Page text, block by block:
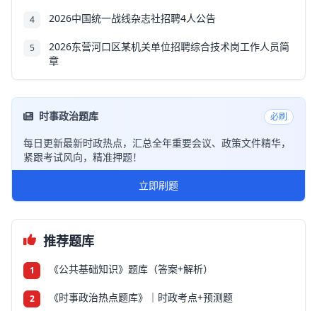
4 2026中国统一战线杂志社招聘4人公告
5
2026东营河口区某机关单位招聘综合技术岗工作人员简
章
时事政治题库 必刷
每日更新最新时政热点，汇总全年重要会议、政策文件精华，
紧跟考试风向，精准押题！
立即刷题
推荐题库
1 《公共基础知识》题库（答案+解析）
2 《时事政治热点题库》｜时政考点+预测题